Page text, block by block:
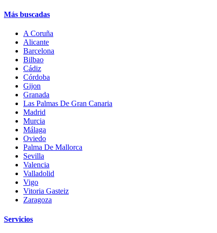
Más buscadas
A Coruña
Alicante
Barcelona
Bilbao
Cádiz
Córdoba
Gijon
Granada
Las Palmas De Gran Canaria
Madrid
Murcia
Málaga
Oviedo
Palma De Mallorca
Sevilla
Valencia
Valladolid
Vigo
Vitoria Gasteiz
Zaragoza
Servicios